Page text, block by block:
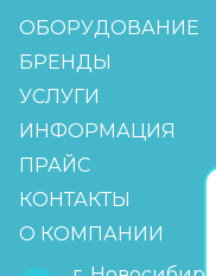
ОБОРУДОВАНИЕ
БРЕНДЫ
УСЛУГИ
ИНФОРМАЦИЯ
ПРАЙС
КОНТАКТЫ
О КОМПАНИИ